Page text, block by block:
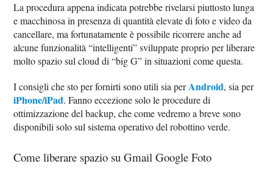
La procedura appena indicata potrebbe rivelarsi piuttosto lunga
e macchinosa in presenza di quantità elevate di foto e video da
cancellare, ma fortunatamente è possibile ricorrere anche ad
alcune funzionalità “intelligenti” sviluppate proprio per liberare
molto spazio sul cloud di “big G” in situazioni come questa.
I consigli che sto per fornirti sono utili sia perAndroid, sia per
iPhone/iPad. Fanno eccezione solo le procedure di
ottimizzazione del backup, che come vedremo a breve sono
disponibili solo sul sistema operativo del robottino verde.
Come liberare spazio su Gmail Google Foto